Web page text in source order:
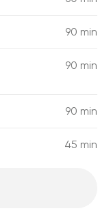
90 min
90 min
90 min
45 min